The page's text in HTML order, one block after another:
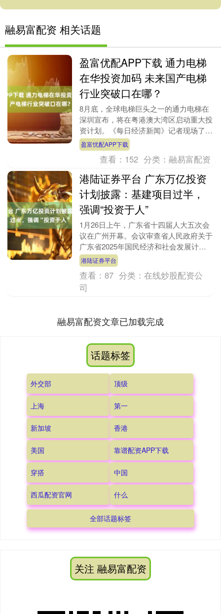
融易富配资 相关话题
盈富优配APP下载 通力电梯
在华投资加码 未来国产电梯
行业突破口在哪？
8月底，全球电梯巨头之一的通力电梯在
深圳宣布，将在粤港澳大湾区启动重大投
资计划。《每日经济新闻》记者现场了解
到，未来，通力电梯将在深圳设立南方总
部、研发中心及智....
盈富忧配APP下载
查看： 152 分类：融易富配资
港陆证券平台 广东万亿投资
计划披露：基建项目过半，
强调“投资于人”
1月26日上午，广东省十四届人大五次会
议在广州开幕。会议审查省人民政府关于
广东省2025年国民经济和社会发展计划
执行情况与2026年计划草案的报告（以
下简称“报....
港陆证券平台
查看：87 分类：在线炒股配资公
司
融易富配资文章已加载完成
话题标签
外交部 顶级
上海 第一
新加坡 香港
美国 靠谱配资APP下载
穿搭 中国
西瓜配资官网 什么
全部话题标签
关注 融易富配资